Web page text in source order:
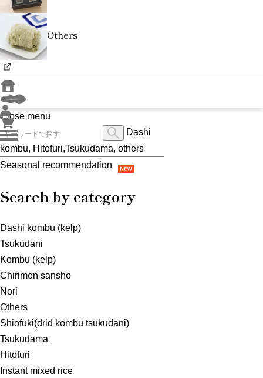
Others
Close menu
Dashi
kombu, Hitofuri,Tsukudama, others
Seasonal recommendation
Search by category
Dashi kombu (kelp)
Tsukudani
Kombu (kelp)
Chirimen sansho
Nori
Others
Shiofuki(drid kombu tsukudani)
Tsukudama
Hitofuri
Instant mixed rice